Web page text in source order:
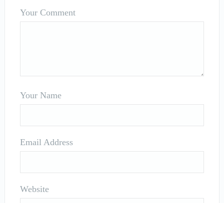
Your Comment
Your Name
Email Address
Website